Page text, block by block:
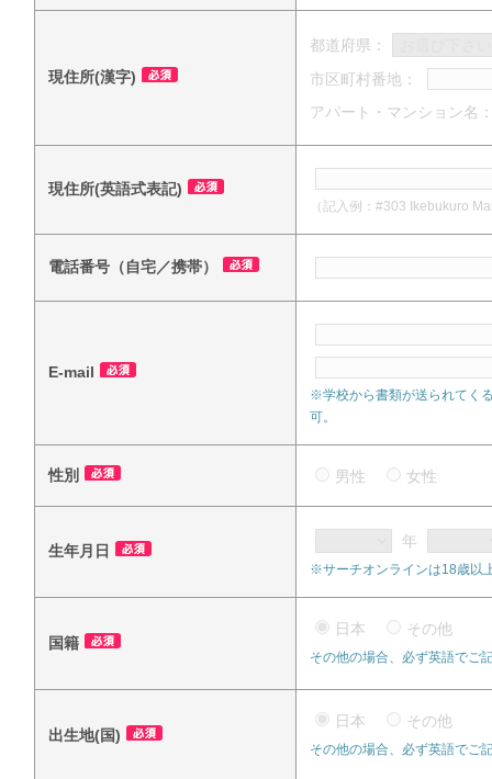
現住所(漢字)
都道府県：
市区町村番地：
アパート・マンション名
現住所(英語式表記)
（記入例：#303 Ikebukuro
電話番号（自宅／携帯）
E-mail
※学校から書類が送られてく
可。
性別 男性 女性
生年月日
年
※サーチオンラインは18歳以
国籍
日本 その他
その他の場合、必ず英語でご
出生地(国)
日本 その他
その他の場合、必ず英語でご